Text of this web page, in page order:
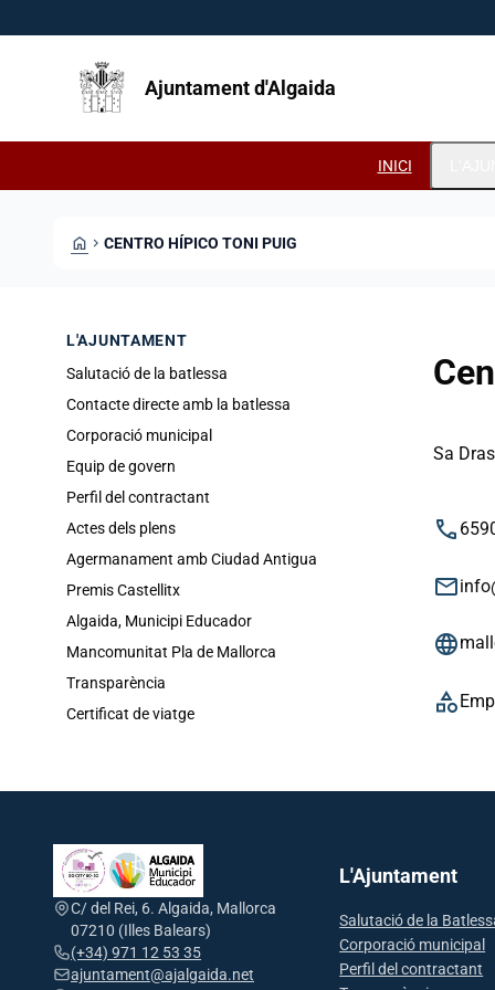
Ajuntament d'Algaida
INICI
HOME CHEVRON_RIGHT CENTRO HÍPICO TONI PUIG
L'AJUNTAMENT
Salutació de la batlessa
Contacte directe amb la batlessa
Corporació municipal
Equip de govern
Perfil del contractant
Actes dels plens
Agermanament amb Ciudad Antigua
Premis Castellitx
Algaida, Municipi Educador
Mancomunitat Pla de Mallorca
Transparència
Certificat de viatge
Sa
phone
email
language
category
C/ del Rei, 6. Algaida, Mallorca
07210 (Illes Balears)
(+34) 971 12 53 35
ajuntament@ajalgaida.net
L'Ajuntament
Salutació de la
Corporació municipal
Perfil del contractant